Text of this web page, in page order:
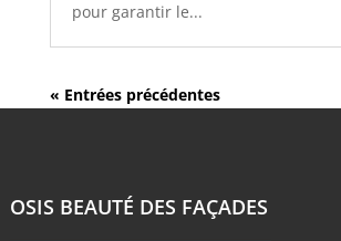
pour garantir le...
« Entrées précédentes
OSIS BEAUTÉ DES FAÇADES